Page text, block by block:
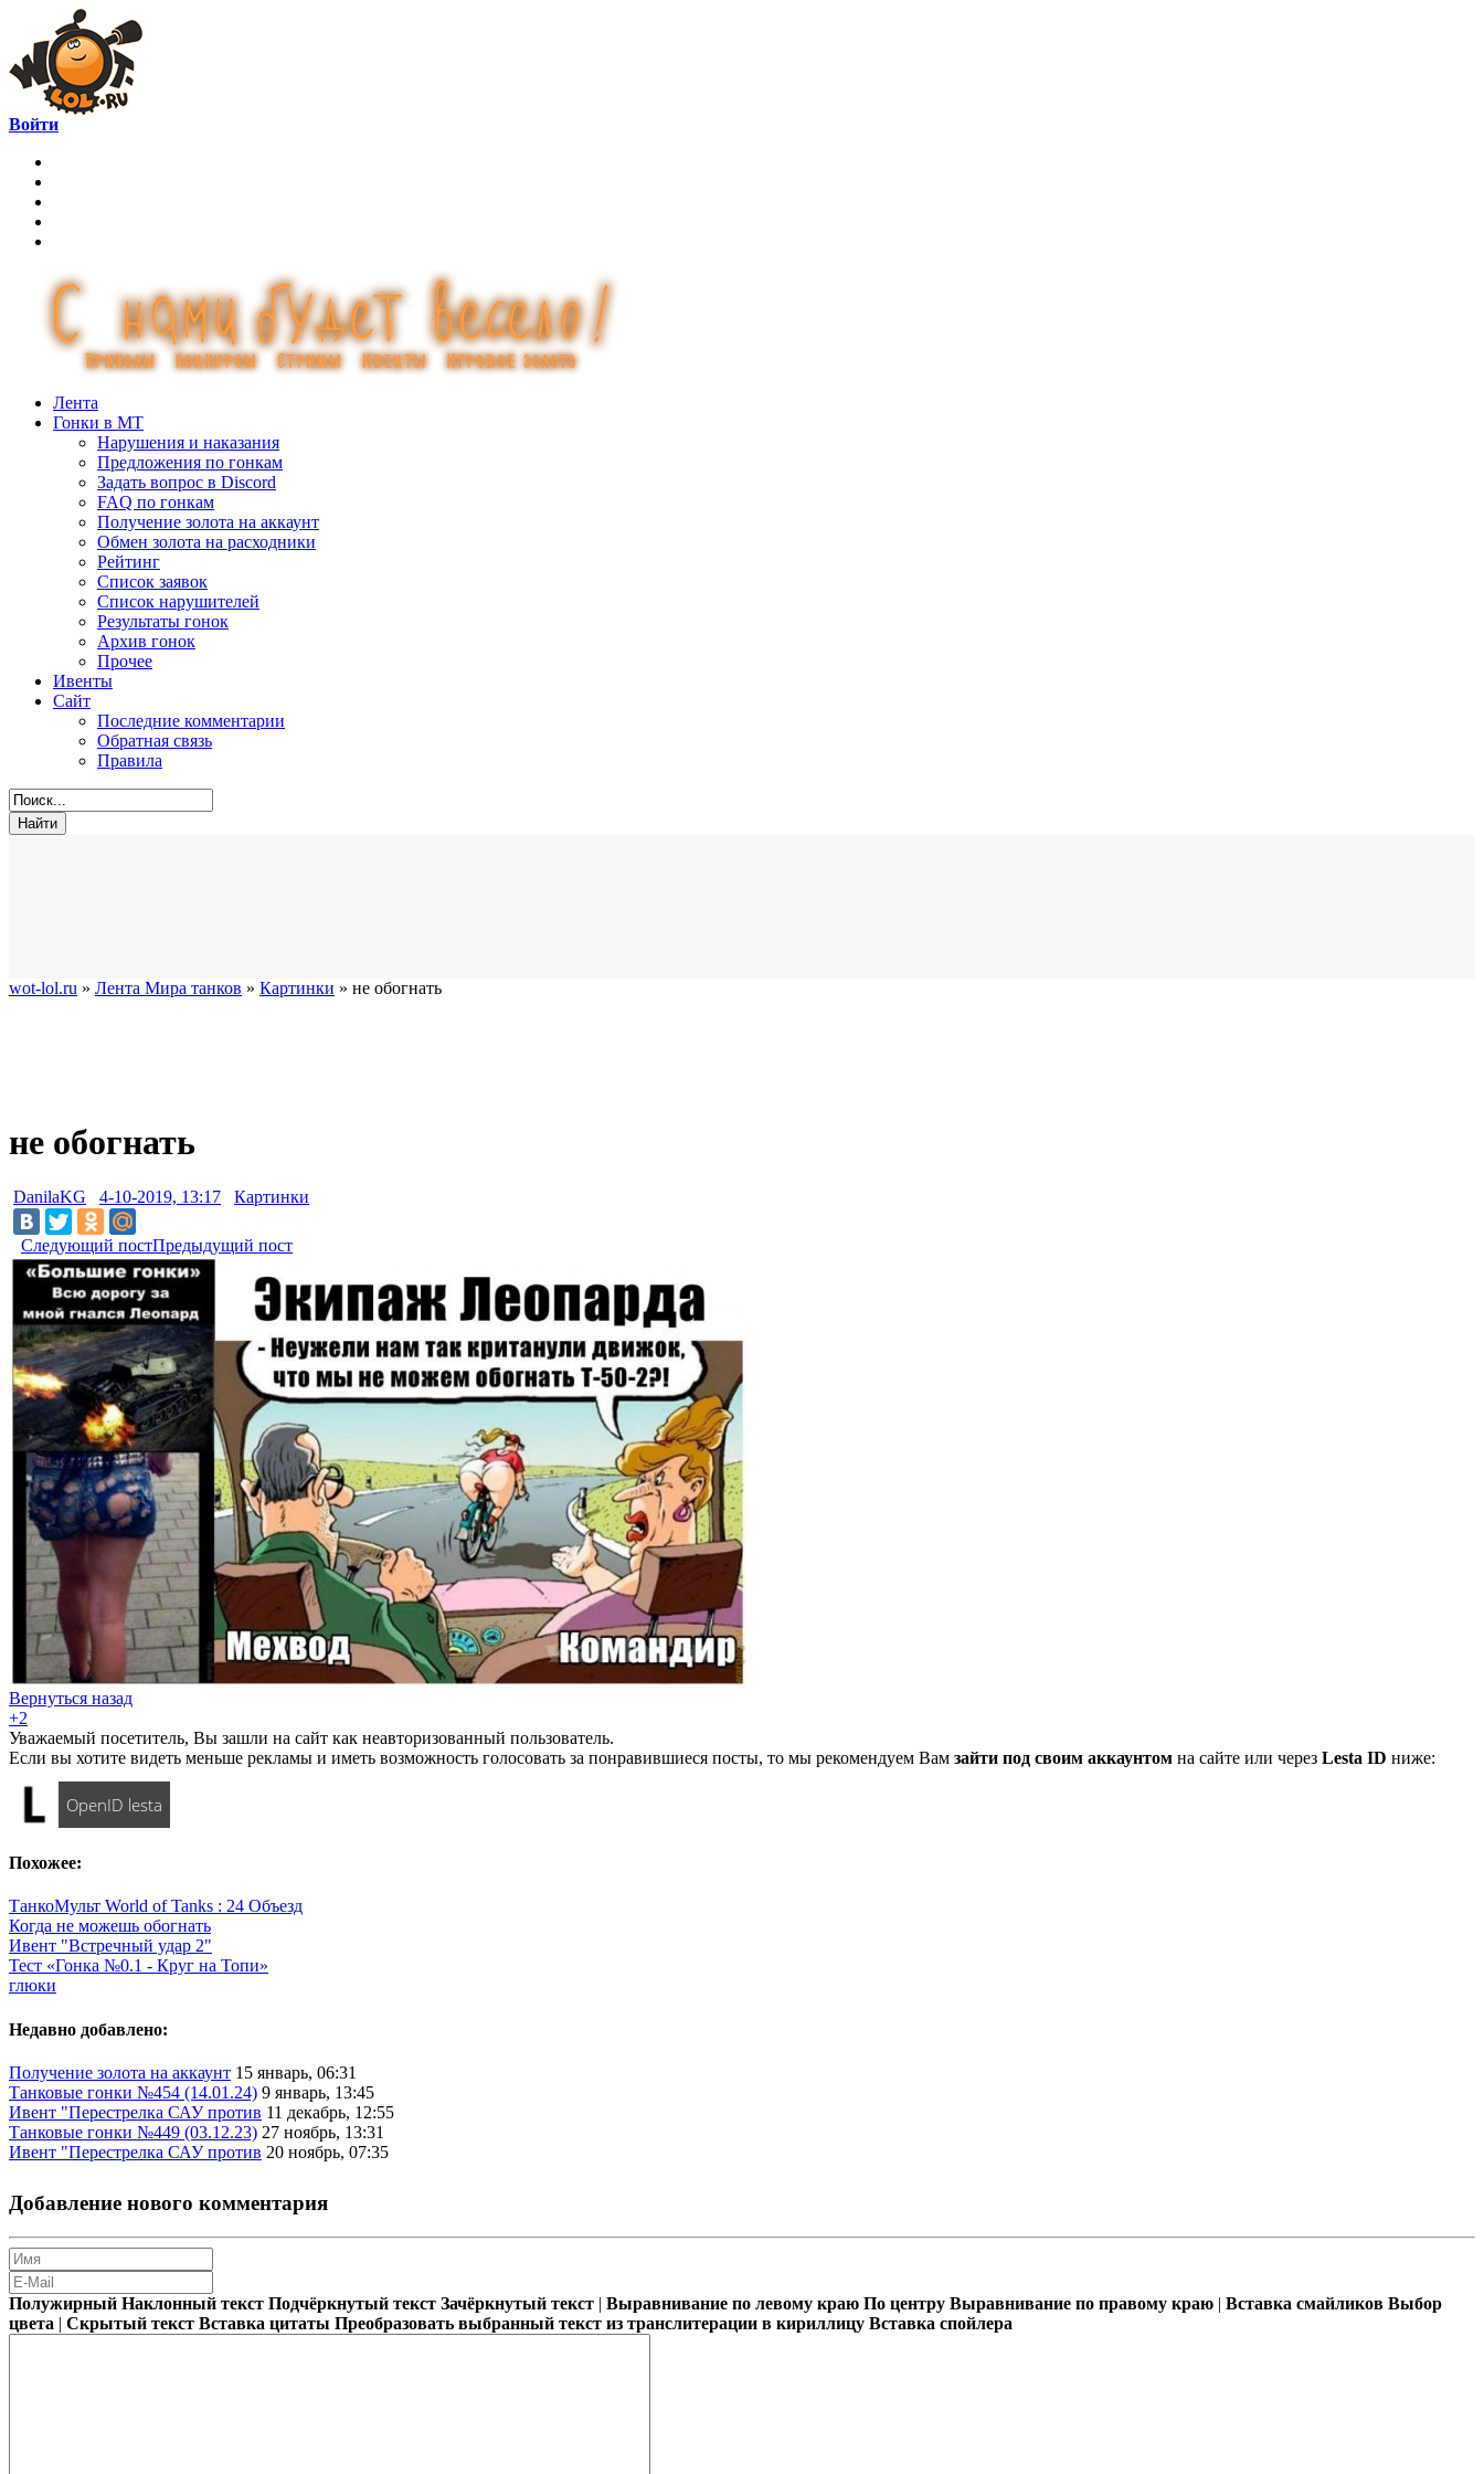
Войти
Лента
Гонки в МТ
Нарушения и наказания
Предложения по гонкам
Задать вопрос в Discord
FAQ по гонкам
Получение золота на аккаунт
Обмен золота на расходники
Рейтинг
Список заявок
Список нарушителей
Результаты гонок
Архив гонок
Прочее
Ивенты
Сайт
Последние комментарии
Обратная связь
Правила
wot-lol.ru » Лента Мира танков » Картинки » не обогнать
не обогнать
DanilaKG 4-10-2019, 13:17 Картинки
Следующий постПредыдущий пост
Вернуться назад
+2
Уважаемый посетитель, Вы зашли на сайт как неавторизованный пользователь.
Если вы хотите видеть меньше рекламы и иметь возможность голосовать за понравившиеся посты, то мы рекомендуем Вам зайти под своим аккаунтом на сайте или через Lesta ID ниже:
OpenID lesta
Похожее:
ТанкоМульт World of Tanks : 24 Объезд
Когда не можешь обогнать
Ивент "Встречный удар 2"
Тест «Гонка №0.1 - Круг на Топи»
глюки
Недавно добавлено:
Получение золота на аккаунт 15 январь, 06:31
Танковые гонки №454 (14.01.24) 9 январь, 13:45
Ивент "Перестрелка САУ против 11 декабрь, 12:55
Танковые гонки №449 (03.12.23) 27 ноябрь, 13:31
Ивент "Перестрелка САУ против 20 ноябрь, 07:35
Добавление нового комментария
Полужирный Наклонный текст Подчёркнутый текст Зачёркнутый текст | Выравнивание по левому краю По центру Выравнивание по правому краю | Вставка смайликов Выбор
цвета | Скрытый текст Вставка цитаты Преобразовать выбранный текст из транслитерации в кириллицу Вставка спойлера